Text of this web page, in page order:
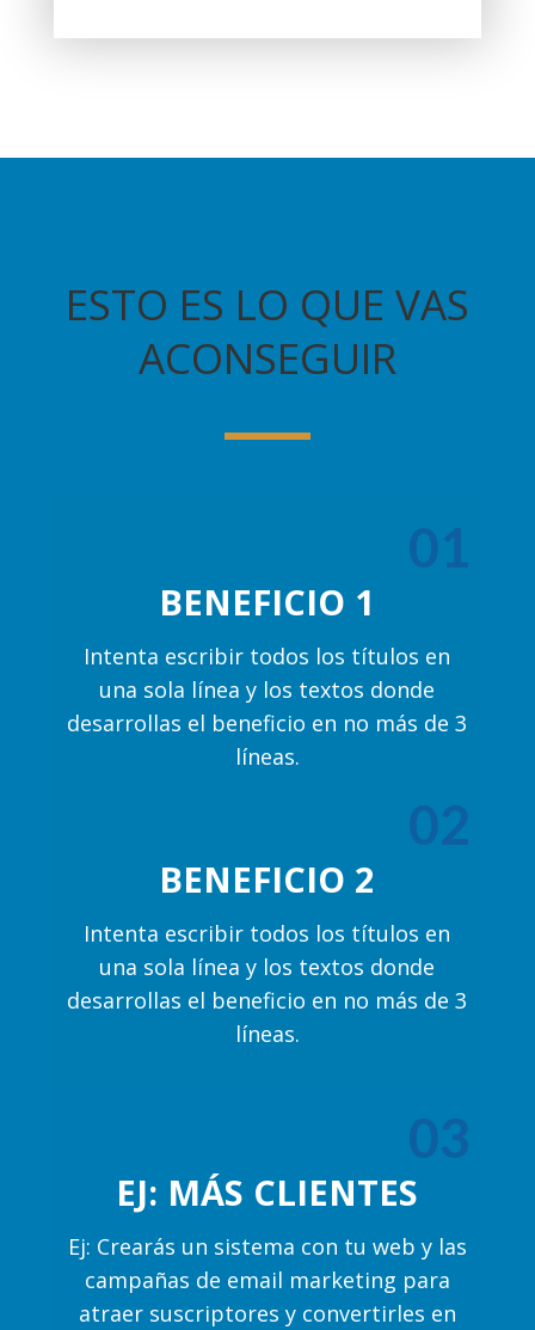
ESTO ES LO QUE VAS
ACONSEGUIR
01
BENEFICIO 1
Intenta escribir todos los títulos en
una sola línea y los textos donde
desarrollas el beneficio en no más de 3
líneas.
02
BENEFICIO 2
Intenta escribir todos los títulos en
una sola línea y los textos donde
desarrollas el beneficio en no más de 3
líneas.
03
EJ: MÁS CLIENTES
Ej: Crearás un sistema con tu web y las
campañas de email marketing para
atraer suscriptores y convertirles en